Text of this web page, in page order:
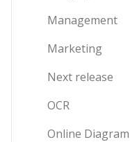
Management
Marketing
Next release
OCR
Online Diagram